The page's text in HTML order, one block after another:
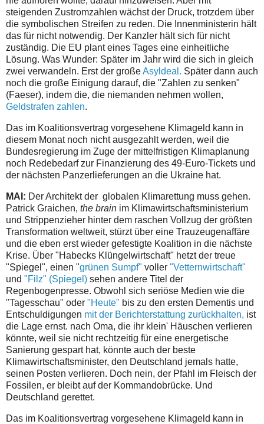
steigenden Zustromzahlen wächst der Druck, trotzdem über
die symbolischen Streifen zu reden. Die Innenministerin hält
das für nicht notwendig. Der Kanzler hält sich für nicht
zuständig. Die EU plant eines Tages eine einheitliche
Lösung. Was Wunder: Später im Jahr wird die sich in gleich
zwei verwandeln. Erst der großeAsyldeal. Später dann auch
noch die große Einigung darauf, die "Zahlen zu senken"
(Faeser), indem die, die niemanden nehmen wollen,
Geldstrafen zahlen.
Das im Koalitionsvertrag vorgesehene Klimageld kann in
diesem Monat noch nicht ausgezahlt werden, weil die
Bundesregierung im Zuge der mittelfristigen Klimaplanung
noch Redebedarf zur Finanzierung des 49-Euro-Tickets und
der nächsten Panzerlieferungen an die Ukraine hat.
MAI: Der Architekt der globalen Klimarettung muss gehen.
Patrick Graichen, the brain im Klimawirtschaftsministerium
und Strippenzieher hinter dem raschen Vollzug der größten
Transformation weltweit, stürzt über eine Trauzeugenaffäre
und die eben erst wieder gefestigte Koalition in die nächste
Krise. Über "Habecks Klüngelwirtschaft" hetzt der treue
"Spiegel", einen "grünen Sumpf" voller "Vetternwirtschaft"
und "Filz" (Spiegel) sehen andere Titel der
Regenbogenpresse. Obwohl sich seriöse Medien wie die
"Tagesschau" oder "Heute" bis zu den ersten Dementis und
Entschuldigungen mit der Berichterstattung zurückhalten, ist
die Lage ernst. nach Oma, die ihr klein' Häuschen verlieren
könnte, weil sie nicht rechtzeitig für eine energetische
Sanierung gespart hat, könnte auch der beste
Klimawirtschaftsminister, den Deutschland jemals hatte,
seinen Posten verlieren. Doch nein, der Pfahl im Fleisch der
Fossilen, er bleibt auf der Kommandobrücke. Und
Deutschland gerettet.
Das im Koalitionsvertrag vorgesehene Klimageld kann in